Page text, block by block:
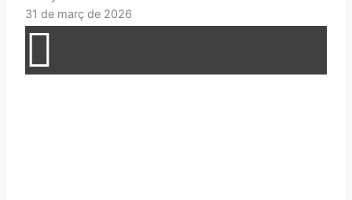
31 de març de 2026